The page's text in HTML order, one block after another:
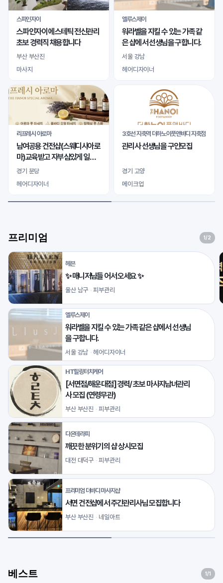
스파인자이
스파인자이 에스테틱 전신관리
초보 경력직 채용합니다
부산 부산진
마사지
리프레시 아로마
남여공용 건전샵(스웨디시아로
마)교육받고 자부심있게 일하
실 바디테라피사 모십니다
경기 분당
헤어디자이너
엘루스제이
워라벨을 지킬 수 있는 가족 같
은 샵에서 선생님을 구합니다.
서울 강남
헤어디자이너
3호선 지축역 더하노이풋앤바디 지축점
관리사 선생님을 구인모집
경기 고양
메이크업
프리미엄 1/2
헤븐
✨ 매니저님들 어서 오세요 ✨
울산 남구 피부관리
엘루스제이
워라벨을 지킬 수 있는 가족 같은 샵에서 선생님
을 구합니다.
서울 강남 헤어디자이너
HT힐링터치케어
[서면점/해운대점] 경력/ 초보 마사지남녀관리
사 모집 (연령무관)
부산 부산진 피부관리
다온테라피
깨끗한 분위기의 샵 상시모집
대전 대덕구 피부관리
프리미엄 더바디 마사지샵
서면 건전샵에서 주간관리사님 모집합니다
부산 부산진 네일아트
베스트 1/1